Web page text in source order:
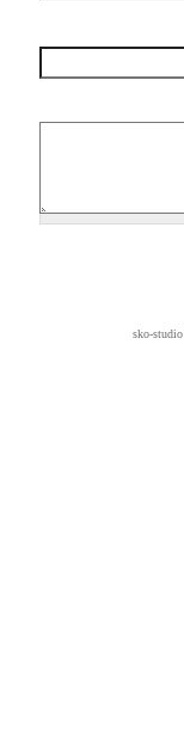
sko-studio